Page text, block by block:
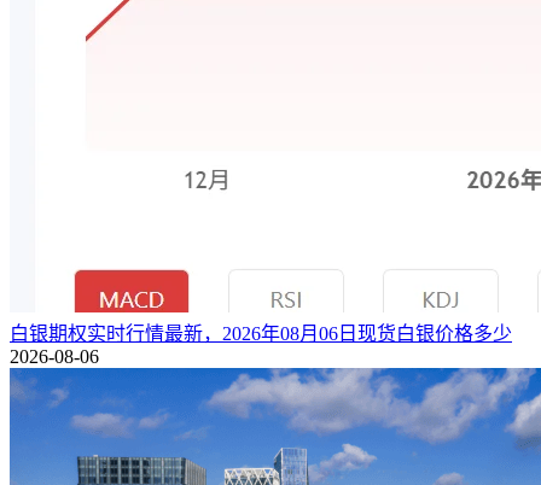
白银期权实时行情最新，2026年08月06日现货白银价格多少
2026-08-06